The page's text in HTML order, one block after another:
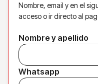
Nombre, email y en el
acceso o ir directo al
Nombre y apellido
Whatsapp